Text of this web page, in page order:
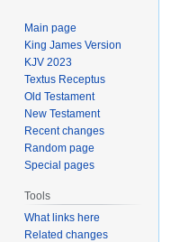
Main page
King James Version
KJV 2023
Textus Receptus
Old Testament
New Testament
Recent changes
Random page
Special pages
Tools
What links here
Related changes